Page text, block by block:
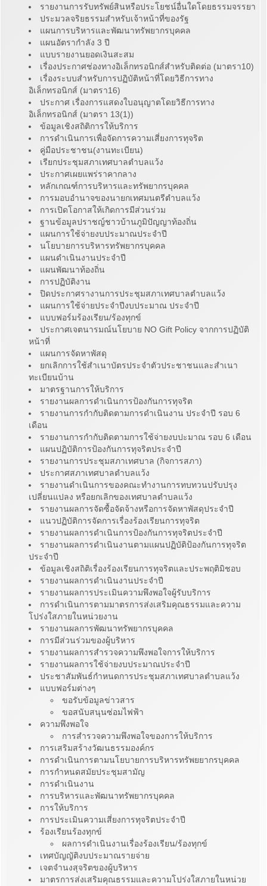
รายงานการรับทรัพย์สินหรือประโยชน์อื่นใดโดยธรรมจรรยา
ประมวลจริยธรรมสำหรับเจ้าหน้าที่ของรัฐ
แผนการบริหารและพัฒนาทรัพยากรบุคคล
แผนอัตรากำลัง 3 ปี
แบบรายงานยอดเงินสะสม
เรื่องประกาศช่องทางอิเล็กทรอนิกส์สำหรับติดต่อ (มาตรา10)
เรื่องระบบสำหรับการปฏิบัติหน้าที่โดยวิธีการทาง
อิเล็กทรอนิกส์ (มาตรา16)
ประกาศ เรื่องการแสดงใบอนุญาตโดยวิธีการทาง
อิเล็กทรอนิกส์ (มาตรา 13(1))
ข้อมูลเชิงสถิติการให้บริการ
การดำเนินการเพื่อจัดการความเสี่ยงการทุจริต
คู่มือประชาชน(งานทะเบียน)
เรียกประชุมสภาเทศบาลตำบลแว้ง
ประกาศเผยแพร่ราคากลาง
หลักเกณฑ์การบริหารและทรัพยากรบุคคล
การมอบอำนาจของนายกเทศมนตรีตำบลแว้ง
การเปิดโอกาสให้เกิดการมีส่วนร่วม
ฐานข้อมูลปราชญ์ชาวบ้านภูมิปัญญาท้องถิ่น
แผนการใช้จ่ายงบประมาณประจำปี
นโยบายการบริหารทรัพยากรบุคคล
แผนดำเนินงานประจำปี
แผนพัฒนาท้องถิ่น
การปฏิบัติงาน
ปิดประกาศรางานการประชุมสภาเทศบาลตำบลแว้ง
แผนการใช้จ่ายประจำปีงบประมาณ ประจำปี
แบบฟอร์มร้องเรียน/ร้องทุกข์
ประกาศเจตนารมณ์นโยบาย NO Gift Policy จากการปฏิบัติ
หน้าที่
แผนการจัดหาพัสดุ
ยกเลิกการใช้สำเนาบัตรประจำตัวประชาชนและสำเนา
ทะเบียนบ้าน
มาตรฐานการให้บริการ
รายงานผลการดำเนินการป้องกันการทุจริต
รายงานการกำกับติดตามการดำเนินงาน ประจำปี รอบ 6
เดือน
รายงานการกำกับติดตามการใช้จ่ายงบปะมาณ รอบ 6 เดือน
แผนปฏิบัติการป้องกันการทุจริตประจำปี
รายงานการประชุมสภาเทศบาล (กิจการสภา)
ประกาศสภาเทศบาลตำบลแว้ง
รายงานดำเนินการของคณะทำงานการทบทวนปรับปรุง
เปลี่ยนแปลง หรือยกเลิกของเทศบาลตำบลแว้ง
รายงานผลการจัดซื้อจัดจ้างหรือการจัดหาพัสดุประจำปี
แนวปฏิบัติการจัดการเรื่องร้องเรียนการทุจริต
รายงานผลการดำเนินการป้องกันการทุจริตประจำปี
รายงานผลการดำเนินงานตามแผนปฏิบัติป้องกันการทุจริต
ประจำปี
ข้อมูลเชิงสถิติเรื่องร้องเรียนการทุจริตและประพฤติมิชอบ
รายงานผลการดำเนินงานประจำปี
รายงานผลการประเมินความพึงพอใจผู้รับบริการ
การดำเนินการตามมาตรการส่งเสริมคุณธรรมและความ
โปร่งใสภายในหน่วยงาน
รายงานผลการพัฒนาทรัพยากรบุคคล
การมีส่วนร่วมของผู้บริหาร
รายงานผลการสำรวจความพึงพอใจการให้บริการ
รายงานผลการใช้จ่ายงบประมาณประจำปี
ประชาสัมพันธ์กำหนดการประชุมสภาเทศบาลตำบลแว้ง
แบบฟอร์มต่างๆ
ขอรับข้อมูลข่าวสาร
ขอสนับสนุนซ่อมไฟฟ้า
ความพึงพอใจ
การสำรวจความพึงพอใจของการให้บริการ
การเสริมสร้างวัฒนธรรมองค์กร
การดำเนินการตามนโยบายการบริหารทรัพยยากรบุคคล
การกำหนดสมัยประชุมสามัญ
การดำเนินงาน
การบริหารและพัฒนาทรัพยากรบุคคล
การให้บริการ
การประเมินความเสี่ยงการทุจริตประจำปี
ร้องเรียนร้องทุกข์
ผลการดำเนินงานเรื่องร้องเรียน/ร้องทุกข์
เทศบัญญัติงบประมาณรายจ่าย
เจตจำนงสุจริตของผู้บริหาร
มาตรการส่งเสริมคุณธรรมและความโปร่งใสภายในหน่วย